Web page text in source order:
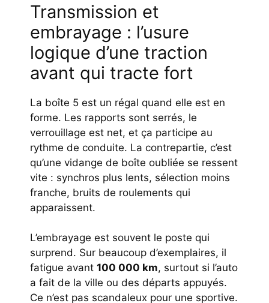
Transmission et
embrayage : l’usure
logique d’une traction
avant qui tracte fort
La boîte 5 est un régal quand elle est en
forme. Les rapports sont serrés, le
verrouillage est net, et ça participe au
rythme de conduite. La contrepartie, c’est
qu’une vidange de boîte oubliée se ressent
vite : synchros plus lents, sélection moins
franche, bruits de roulements qui
apparaissent.
L’embrayage est souvent le poste qui
surprend. Sur beaucoup d’exemplaires, il
fatigue avant 100 000 km, surtout si l’auto
a fait de la ville ou des départs appuyés.
Ce n’est pas scandaleux pour une sportive.